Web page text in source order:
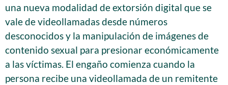
una nueva modalidad de extorsión digital que se
vale de videollamadas desde números
desconocidos y la manipulación de imágenes de
contenido sexual para presionar económicamente
a las víctimas. El engaño comienza cuando la
persona recibe una videollamada de un remitente